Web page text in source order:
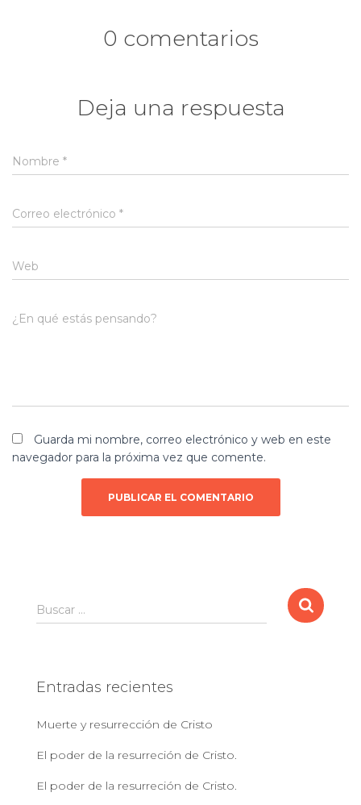
0 comentarios
Deja una respuesta
Nombre *
Correo electrónico *
Web
¿En qué estás pensando?
Guarda mi nombre, correo electrónico y web en este
navegador para la próxima vez que comente.
B
u
r
Buscar …
Entradas recientes
Muerte y resurrección de Cristo
El poder de la resurreción de Cristo.
El poder de la resurreción de Cristo.